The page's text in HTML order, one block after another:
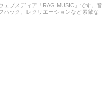
ェブメディア「RAG MUSIC」です。音
ハック、レクリエーションなど素敵な